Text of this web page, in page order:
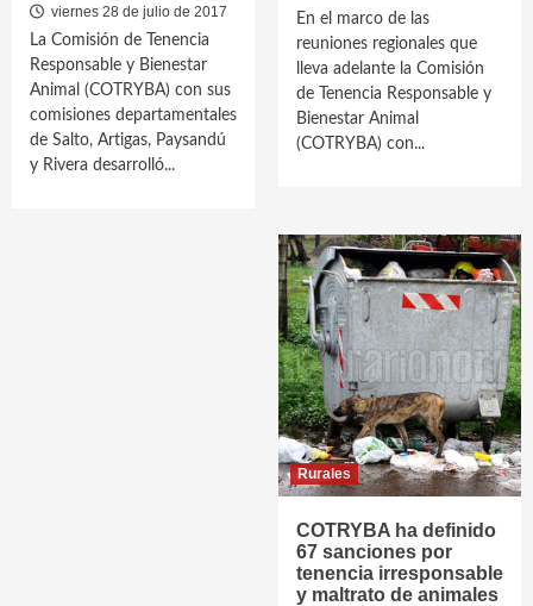
viernes 28 de julio de 2017
La Comisión de Tenencia
Responsable y Bienestar
Animal (COTRYBA) con sus
comisiones departamentales
de Salto, Artigas, Paysandú
y Rivera desarrolló...
En el marco de las
reuniones regionales que
lleva adelante la Comisión
de Tenencia Responsable y
Bienestar Animal
(COTRYBA) con...
Rurales
COTRYBA ha definido
67 sanciones por
tenencia irresponsable
y maltrato de animales